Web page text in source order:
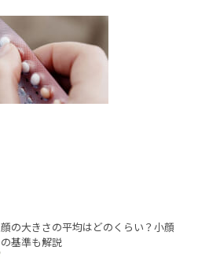
顔の大きさの平均はどのくらい？小顔
の基準も解説